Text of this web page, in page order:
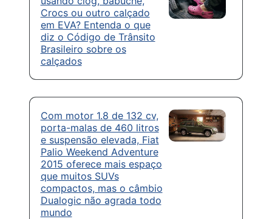
Crocs ou outro calçado
em EVA? Entenda o que
diz o Código de Trânsito
Brasileiro sobre os
calçados
Com motor 1.8 de 132 cv,
porta-malas de 460 litros
e suspensão elevada, Fiat
Palio Weekend Adventure
2015 oferece mais espaço
que muitos SUVs
compactos, mas o câmbio
Dualogic não agrada todo
mundo